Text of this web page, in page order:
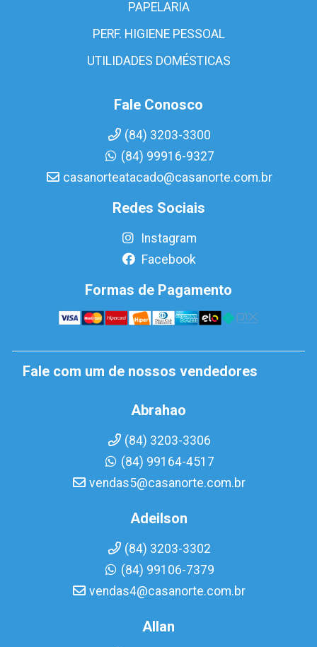
PAPELARIA
PERF. HIGIENE PESSOAL
UTILIDADES DOMÉSTICAS
Fale Conosco
(84) 3203-3300
(84) 99916-9327
casanorteatacado@casanorte.com.br
Redes Sociais
Instagram
Facebook
Formas de Pagamento
Fale com um de nossos vendedores
Abrahao
(84) 3203-3306
(84) 99164-4517
vendas5@casanorte.com.br
Adeilson
(84) 3203-3302
(84) 99106-7379
vendas4@casanorte.com.br
Allan